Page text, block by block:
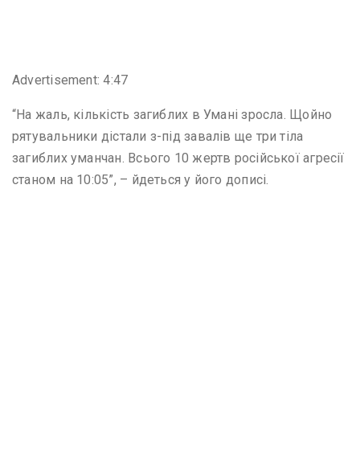
Advertisement: 4:47
“На жаль, кількість загиблих в Умані зросла. Щойно
рятувальники дістали з-під завалів ще три тіла
загиблих уманчан. Всього 10 жертв російської агресії
станом на 10:05”, – йдеться у його дописі.